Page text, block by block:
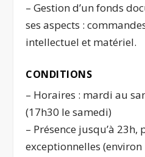
– Gestion d’un fonds
ses aspects :
intellectuel et matériel.
CONDITIONS
– Horaires : mardi au
(17h30 le samedi)
– Présence jusqu’à
exceptionnelles